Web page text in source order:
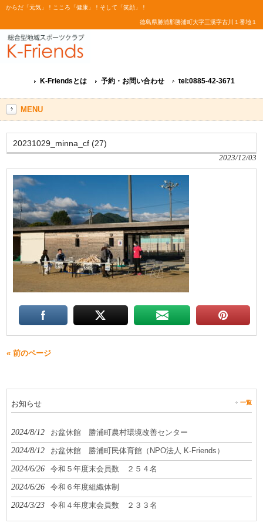
からだ「元気」！こころ「健康」！そして「笑顔」！
徳島県勝浦郡勝浦町大字三溪字古川１番地１
K-Friendsとは 予約・お問い合わせ tel:0885-42-3671
MENU
20231029_minna_cf (27)
2023/12/03
« 前のページ
お知らせ 一覧
2024/8/12 お盆休館 勝浦町農村環境改善センター
2024/8/12 お盆休館 勝浦町民体育館（NPO法人 K-Friends）
2024/6/26 令和５年度末会員数 ２５４名
2024/6/26 令和６年度組織体制
2024/3/23 令和４年度末会員数 ２３３名